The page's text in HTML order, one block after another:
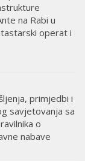
na Rabi u
operat i
primjedbi i
savjetovanja sa
o
nabave